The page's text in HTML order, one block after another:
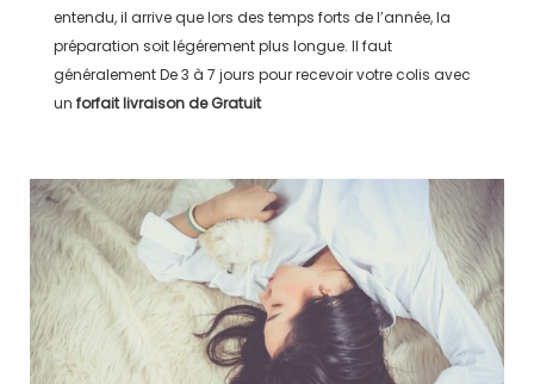
entendu, il arrive que lors des temps forts de l’année, la
préparation soit légérement plus longue. Il faut
généralementDe 3 à 7 jours pour recevoir votre colis avec
un forfait livraison deGratuit